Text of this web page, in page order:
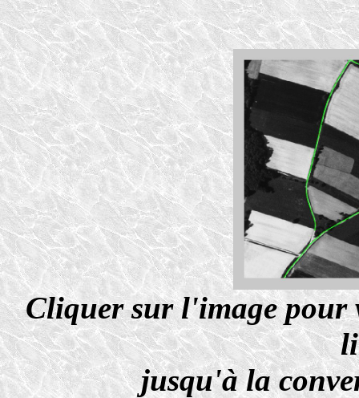
Cliquer sur l'image pour
jusqu'à la